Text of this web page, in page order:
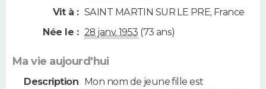
Vit à : SAINT MARTIN SUR LE PRE, France
Née le : 28 janv. 1953 (73 ans)
Ma vie aujourd'hui
Description Mon nom de jeune fille est